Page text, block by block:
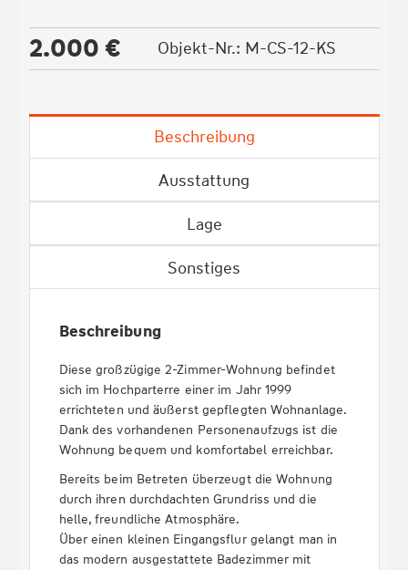
2.000 € Objekt-Nr.: M-CS-12-KS
Beschreibung
Ausstattung
Lage
Sonstiges
Beschreibung
Diese großzügige 2-Zimmer-Wohnung befindet
sich im Hochparterre einer im Jahr 1999
errichteten und äußerst gepflegten Wohnanlage.
Dank des vorhandenen Personenaufzugs ist die
Wohnung bequem und komfortabel erreichbar.
Bereits beim Betreten überzeugt die Wohnung
durch ihren durchdachten Grundriss und die
helle, freundliche Atmosphäre.
Über einen kleinen Eingangsflur gelangt man in
das modern ausgestattete Badezimmer mit